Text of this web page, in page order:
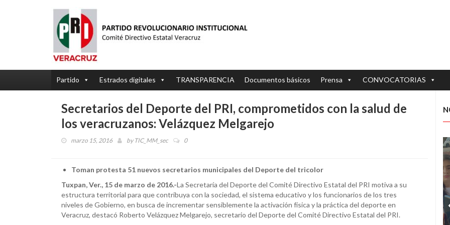
Partido Estrados digitales TRANSPARENCIA Documentos básicos Prensa CONVOCATORIAS
Secretarios del Deporte del PRI, comprometidos con la salud de
los veracruzanos: Velázquez Melgarejo
marzo 15, 2016 by TIC_MM_sec 0
Toman protesta 51 nuevos secretarios municipales del Deporte del tricolor
Tuxpan, Ver., 15 de marzo de 2016.-La Secretaría del Deporte del Comité Directivo Estatal del PRI motiva a su
estructura territorial para que contribuya con la sociedad, el sistema educativo y los funcionarios de los tres
niveles de Gobierno, en busca de incrementar sensiblemente la activación física y la práctica del deporte en
Veracruz, destacó Roberto Velázquez Melgarejo, secretario del Deporte del Comité Directivo Estatal del PRI.